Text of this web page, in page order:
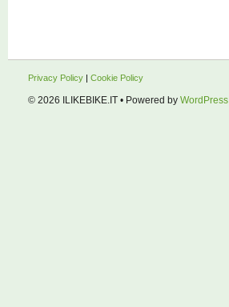
Privacy Policy Cookie Policy
© 2026 ILIKEBIKE.IT • Powered by WordPress